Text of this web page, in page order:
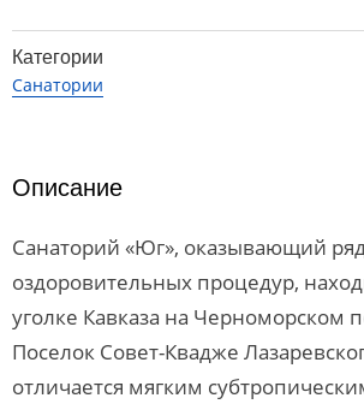
Категории
Санатории
Описание
Санаторий «Юг», оказывающий
оздоровительных процедур,
уголке Кавказа на Черноморском
Поселок Совет-Квадже
отличается мягким